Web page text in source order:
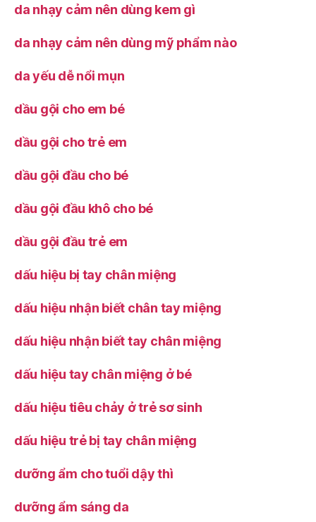
da nhạy cảm nên dùng kem gì
da nhạy cảm nên dùng mỹ phẩm nào
da yếu dễ nổi mụn
dầu gội cho em bé
dầu gội cho trẻ em
dầu gội đầu cho bé
dầu gội đầu khô cho bé
dầu gội đầu trẻ em
dấu hiệu bị tay chân miệng
dấu hiệu nhận biết chân tay miệng
dấu hiệu nhận biết tay chân miệng
dấu hiệu tay chân miệng ở bé
dấu hiệu tiêu chảy ở trẻ sơ sinh
dấu hiệu trẻ bị tay chân miệng
dưỡng ẩm cho tuổi dậy thì
dưỡng ẩm sáng da